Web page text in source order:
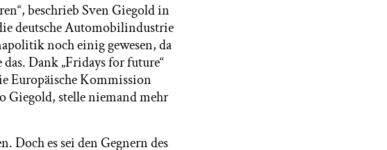
beschrieb Sven Giegold in
deutsche Automobilindustrie
noch einig gewesen, da
Dank „Fridays for future“
Europäische Kommission
Giegold, stelle niemand mehr
Doch es sei den Gegnern des